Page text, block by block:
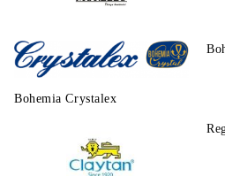
Morello
Bohemia Crystalex